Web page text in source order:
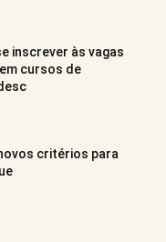
inscrever às vagas
cursos de
critérios para